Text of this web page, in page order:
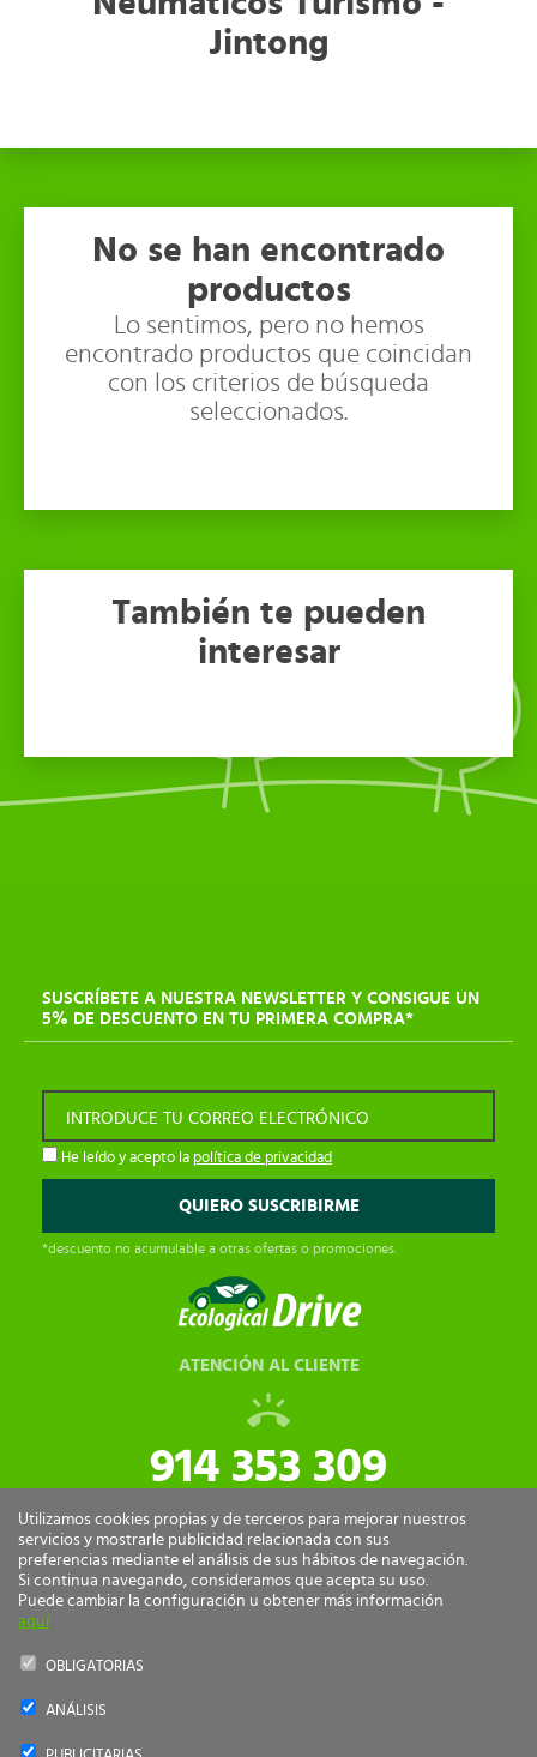
Jintong
No se han encontrado
productos
Lo sentimos, pero no hemos
encontrado productos que coincidan
con los criterios de búsqueda
seleccionados.
También te pueden
interesar
SUSCRÍBETE A NUESTRA NEWSLETTER Y CONSIGUE UN
5% DE DESCUENTO EN TU PRIMERA COMPRA*
INTRODUCE TU CORREO ELECTRÓNICO
He leído y acepto la política de privacidad
*descuento no acumulable a otras ofertas o promociones.
ATENCIÓN AL CLIENTE
914 353 309
tiendaonline@ecologicaldrive.com
Utilizamos cookies propias y de terceros para mejorar nuestros
servicios y mostrarle publicidad relacionada con sus
preferencias mediante el análisis de sus hábitos de navegación.
Si continua navegando, consideramos que acepta su uso.
Puede cambiar la configuración u obtener más información
aquí
OBLIGATORIAS
ANÁLISIS